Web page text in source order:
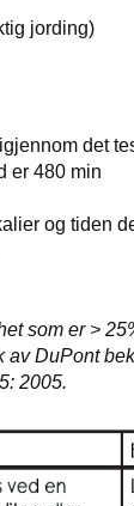
det
480
tiden
1
som er >
DuPont
2005.